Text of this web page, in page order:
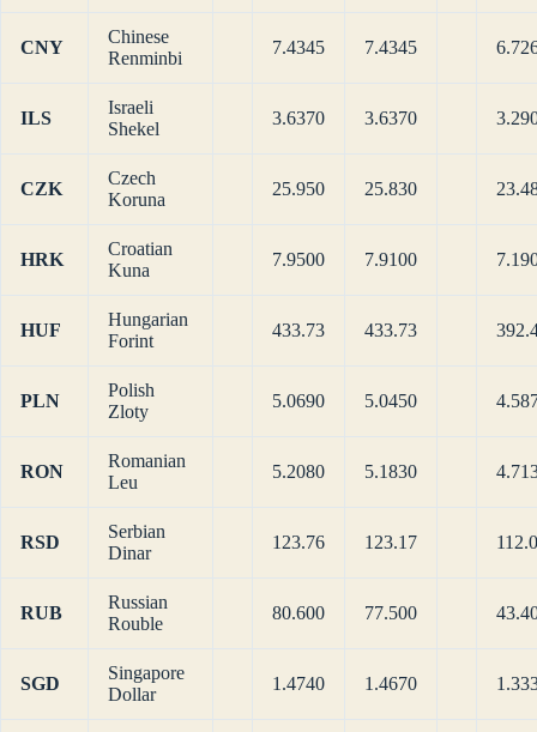
CNY
Chinese
Renminbi
7.4345 7.4345
ILS
Israeli
Shekel
3.6370 3.6370
CZK
Czech
Koruna
25.950 25.830
HRK
Croatian
Kuna
7.9500 7.9100
HUF
Hungarian
Forint
433.73 433.73
PLN
Polish
Zloty
5.0690 5.0450
RON
Romanian
Leu
5.2080 5.1830
RSD
Serbian
Dinar
123.76 123.17
RUB
Russian
Rouble
80.600 77.500
SGD
Singapore
Dollar
1.4740 1.4670